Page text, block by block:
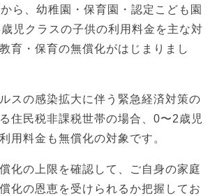
ら、幼稚園・保育園・認定こども園
児クラスの子供の利用料金を主な対
育・保育の無償化がはじまりまし
スの感染拡大に伴う緊急経済対策の
住民税非課税世帯の場合、0〜2歳児
用料金も無償化の対象です。
化の上限を確認して、ご自身の家庭
化の恩恵を受けられるか把握してお